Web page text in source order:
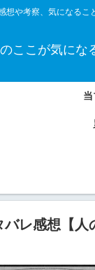
想や考察、気になるこ
ここが気にな
バレ感想【人